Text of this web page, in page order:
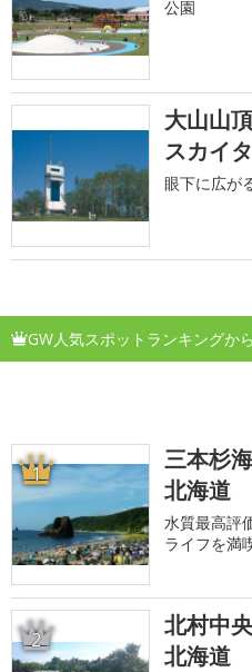
公園
大山山
スカイ
眼下に広が
GW人気スポットランキングか
1
三本杉
北海道
水質最高評
ライフを満
2
北村中
北海道